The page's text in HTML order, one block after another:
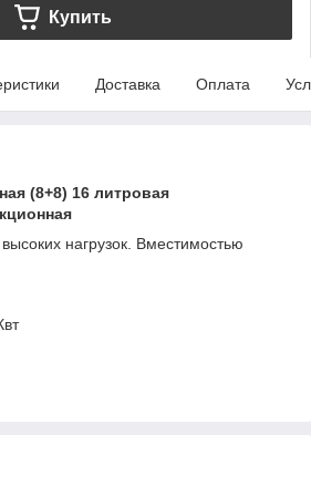
Купить
Доставка Оплата
(8+8) 16 литровая
нагрузок. Вместимостью